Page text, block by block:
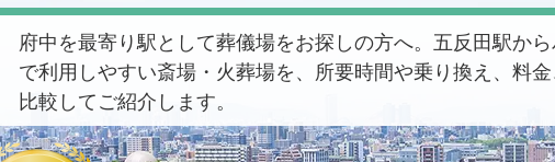
府中を最寄り駅として葬儀場をお探しの方へ。五反田駅か
で利用しやすい斎場・火葬場を、所要時間や乗り換え、料
比較してご紹介します。